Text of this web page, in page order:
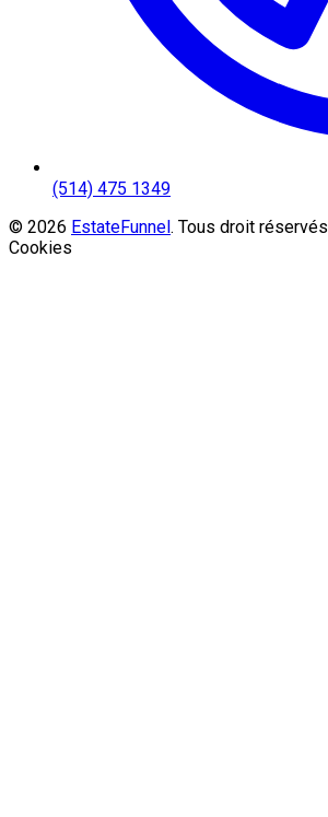
(514) 475 1349
© 2026 EstateFunnel. Tous droit réservés
Cookies